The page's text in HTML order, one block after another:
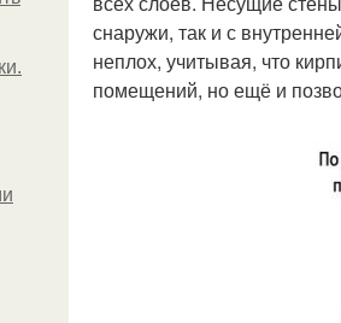
снаружи, так и с
неплох, учитывая, что
помещений, но ещё и